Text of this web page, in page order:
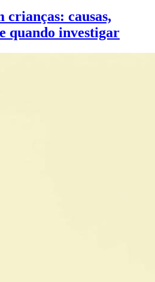
crianças: causas,
quando investigar